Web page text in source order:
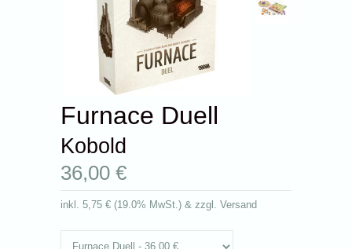
Furnace Duell
Kobold
36,00 €
inkl.5,75 € (19.0% MwSt.) & zzgl. Versand